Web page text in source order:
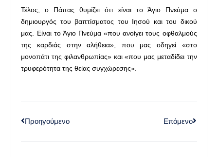
Τέλος, ο Πάπας θυμίζει ότι είναι το Άγιο Πνεύμα ο
δημιουργός του βαπτίσματος του Ιησού και του δικού
μας. Είναι το Άγιο Πνεύμα «που ανοίγει τους οφθαλμούς
της καρδιάς στην αλήθεια», που μας οδηγεί «στο
μονοπάτι της φιλανθρωπίας» και «που μας μεταδίδει την
τρυφερότητα της θείας συγχώρεσης».
Προηγούμενο Επόμενο